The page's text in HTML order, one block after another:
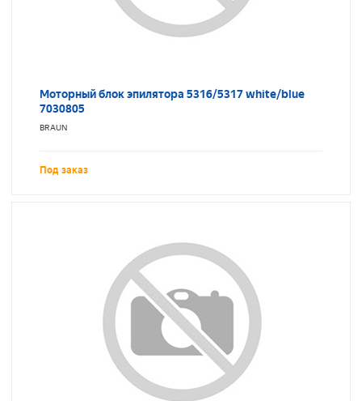
Моторный блок эпилятора 5316/5317 white/blue
7030805
BRAUN
Под заказ